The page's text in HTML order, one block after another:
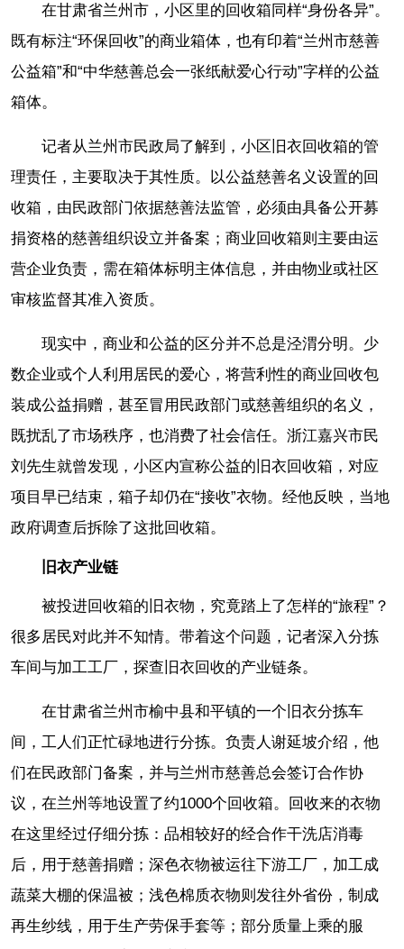
在甘肃省兰州市，小区里的回收箱同样“身份各异”。
既有标注“环保回收”的商业箱体，也有印着“兰州市慈善
公益箱”和“中华慈善总会一张纸献爱心行动”字样的公益
箱体。
记者从兰州市民政局了解到，小区旧衣回收箱的管
理责任，主要取决于其性质。以公益慈善名义设置的回
收箱，由民政部门依据慈善法监管，必须由具备公开募
捐资格的慈善组织设立并备案；商业回收箱则主要由运
营企业负责，需在箱体标明主体信息，并由物业或社区
审核监督其准入资质。
现实中，商业和公益的区分并不总是泾渭分明。少
数企业或个人利用居民的爱心，将营利性的商业回收包
装成公益捐赠，甚至冒用民政部门或慈善组织的名义，
既扰乱了市场秩序，也消费了社会信任。浙江嘉兴市民
刘先生就曾发现，小区内宣称公益的旧衣回收箱，对应
项目早已结束，箱子却仍在“接收”衣物。经他反映，当地
政府调查后拆除了这批回收箱。
旧衣产业链
被投进回收箱的旧衣物，究竟踏上了怎样的“旅程”？
很多居民对此并不知情。带着这个问题，记者深入分拣
车间与加工工厂，探查旧衣回收的产业链条。
在甘肃省兰州市榆中县和平镇的一个旧衣分拣车
间，工人们正忙碌地进行分拣。负责人谢延坡介绍，他
们在民政部门备案，并与兰州市慈善总会签订合作协
议，在兰州等地设置了约1000个回收箱。回收来的衣物
在这里经过仔细分拣：品相较好的经合作干洗店消毒
后，用于慈善捐赠；深色衣物被运往下游工厂，加工成
蔬菜大棚的保温被；浅色棉质衣物则发往外省份，制成
再生纱线，用于生产劳保手套等；部分质量上乘的服